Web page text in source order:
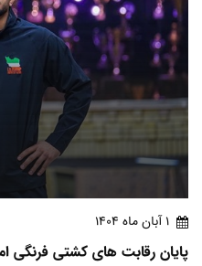
1 آبان ماه 1404
پایان رقابت های کشتی فرنگی